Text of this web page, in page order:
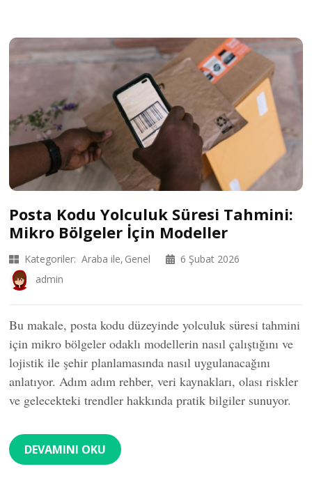
Posta Kodu Yolculuk Süresi Tahmini:
Mikro Bölgeler İçin Modeller
Kategoriler: Araba ile Genel
6 Şubat 2026
admin
Bu makale, posta kodu düzeyinde yolculuk süresi tahmini
için mikro bölgeler odaklı modellerin nasıl çalıştığını ve
lojistik ile şehir planlamasında nasıl uygulanacağını
anlatıyor. Adım adım rehber, veri kaynakları, olası riskler
ve gelecekteki trendler hakkında pratik bilgiler sunuyor.
DEVAMINI OKU